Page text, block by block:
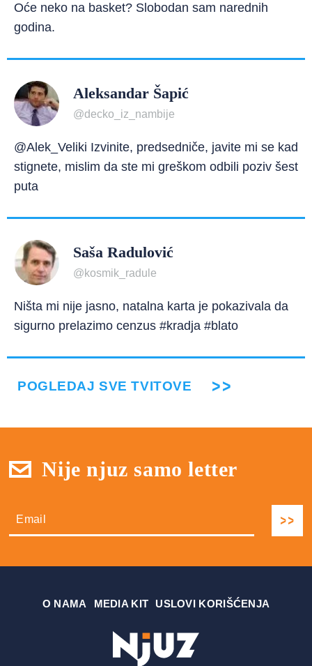
Oće neko na basket? Slobodan sam narednih
godina.
Aleksandar Šapić
@decko_iz_nambije
@Alek_Veliki Izvinite, predsedniče, javite mi se kad
stignete, mislim da ste mi greškom odbili poziv šest
puta
Saša Radulović
@kosmik_radule
Ništa mi nije jasno, natalna karta je pokazivala da
sigurno prelazimo cenzus #kradja #blato
POGLEDAJ SVE TVITOVE
Nije njuz samo letter
О NAMA MEDIA KIT USLOVI KORIŠĆENJA